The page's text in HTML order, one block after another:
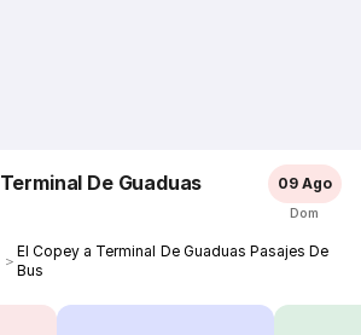
Terminal De Guaduas 09 Ago
Dom
＞
El Copey a Terminal De Guaduas Pasajes De
Bus